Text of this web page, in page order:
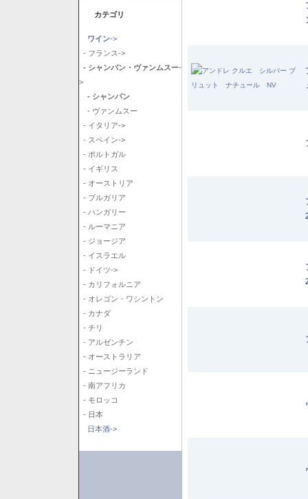
カテゴリ
ワイン->
- フランス->
- シャンパン・ヴァンムスー-
>
- シャンパン
- ヴァンムスー
- イタリア->
- スペイン->
- ポルトガル
- イギリス
- オーストリア
- ブルガリア
- ハンガリー
- ルーマニア
- ジョージア
- イスラエル
- ドイツ->
- カリフォルニア
- オレゴン・ワシントン
- カナダ
- チリ
- アルゼンチン
- オーストラリア
- ニュージーランド
- 南アフリカ
- モロッコ
- 日本
日本酒->